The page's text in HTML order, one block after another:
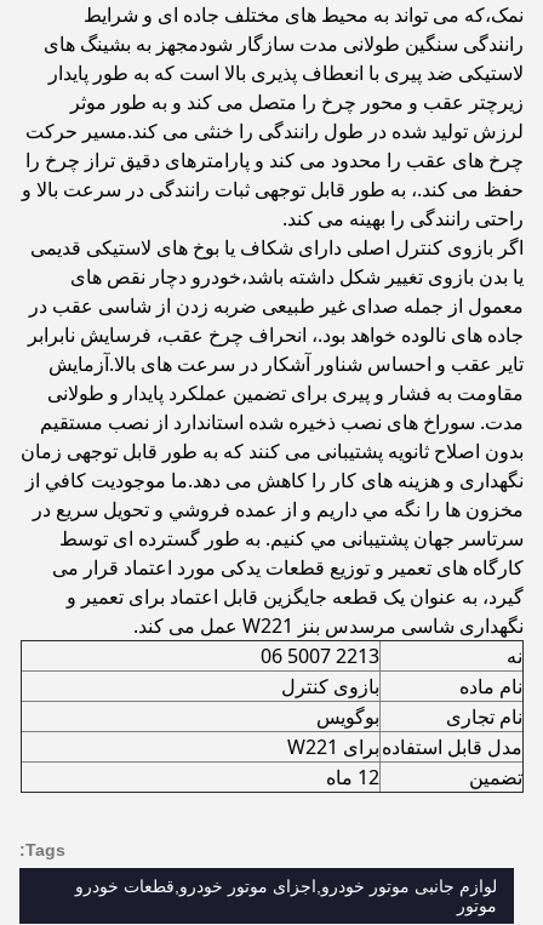
نمک،که می تواند به محیط های مختلف جاده ای و شرایط
رانندگی سنگین طولانی مدت سازگار شودمجهز به بشینگ های
لاستیکی ضد پیری با انعطاف پذیری بالا است که به طور پایدار
زیرچتر عقب و محور چرخ را متصل می کند و به طور موثر
لرزش تولید شده در طول رانندگی را خنثی می کند.مسیر حرکت
چرخ های عقب را محدود می کند و پارامترهای دقیق تراز چرخ را
حفظ می کند.، به طور قابل توجهی ثبات رانندگی در سرعت بالا و
راحتی رانندگی را بهینه می کند.
اگر بازوی کنترل اصلی دارای شکاف یا بوخ های لاستیکی قدیمی
یا بدن بازوی تغییر شکل داشته باشد،خودرو دچار نقص های
معمول از جمله صدای غیر طبیعی ضربه زدن از شاسی عقب در
جاده های نالوده خواهد بود.، انحراف چرخ عقب، فرسایش نابرابر
تایر عقب و احساس شناور آشکار در سرعت های بالا.آزمایش
مقاومت به فشار و پیری برای تضمین عملکرد پایدار و طولانی
مدت. سوراخ های نصب ذخیره شده استاندارد از نصب مستقیم
بدون اصلاح ثانویه پشتیبانی می کنند که به طور قابل توجهی زمان
نگهداری و هزینه های کار را کاهش می دهد.ما موجوديت کافي از
مخزون ها را نگه مي داريم و از عمده فروشي و تحویل سريع در
سرتاسر جهان پشتیبانی مي کنيم. به طور گسترده ای توسط
کارگاه های تعمیر و توزیع قطعات یدکی مورد اعتماد قرار می
گیرد، به عنوان یک قطعه جایگزین قابل اعتماد برای تعمیر و
نگهداری شاسی مرسدس بنز W221 عمل می کند.
نه
2213 5007 06
نام ماده
بازوی کنترل
نام تجاری
بوگویس
مدل قابل استفادهبرای W221
تضمین
12 ماه
Tags:
لوازم جانبی موتور خودرو,اجزای موتور خودرو,قطعات خودرو
موتور